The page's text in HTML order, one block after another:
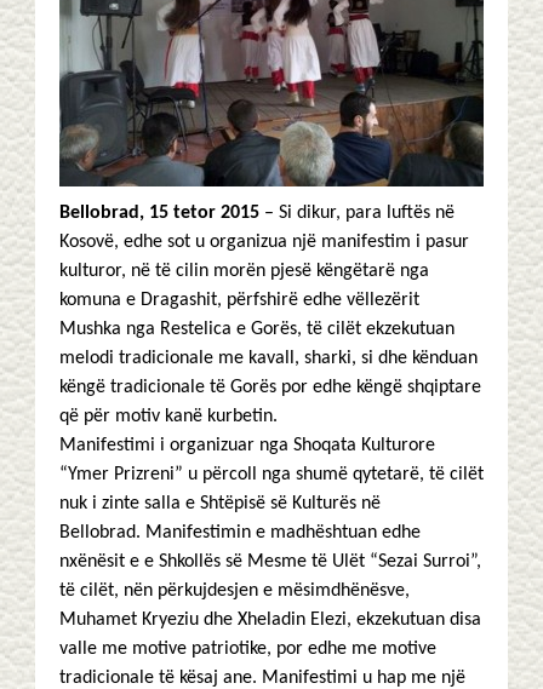
Bellobrad, 15 tetor 2015 – Si dikur, para luftës në
Kosovë, edhe sot u organizua një manifestim i pasur
kulturor, në të cilin morën pjesë këngëtarë nga
komuna e Dragashit, përfshirë edhe vëllezërit
Mushka nga Restelica e Gorës, të cilët ekzekutuan
melodi tradicionale me kavall, sharki, si dhe kënduan
këngë tradicionale të Gorës por edhe këngë shqiptare
që për motiv kanë kurbetin.
Manifestimi i organizuar nga Shoqata Kulturore
“Ymer Prizreni” u përcoll nga shumë qytetarë, të cilët
nuk i zinte salla e Shtëpisë së Kulturës në
Bellobrad. Manifestimin e madhështuan edhe
nxënësit e e Shkollës së Mesme të Ulët “Sezai Surroi”,
të cilët, nën përkujdesjen e mësimdhënësve,
Muhamet Kryeziu dhe Xheladin Elezi, ekzekutuan disa
valle me motive patriotike, por edhe me motive
tradicionale të kësaj ane. Manifestimi u hap me një